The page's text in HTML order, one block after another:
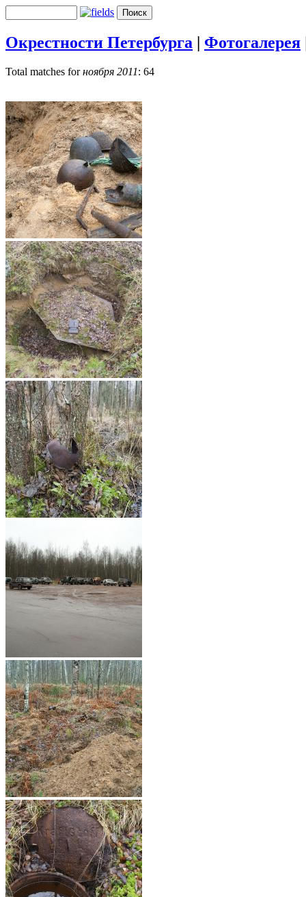
Окрестности Петербурга | Фотогалерея
Total matches forноября 2011: 64